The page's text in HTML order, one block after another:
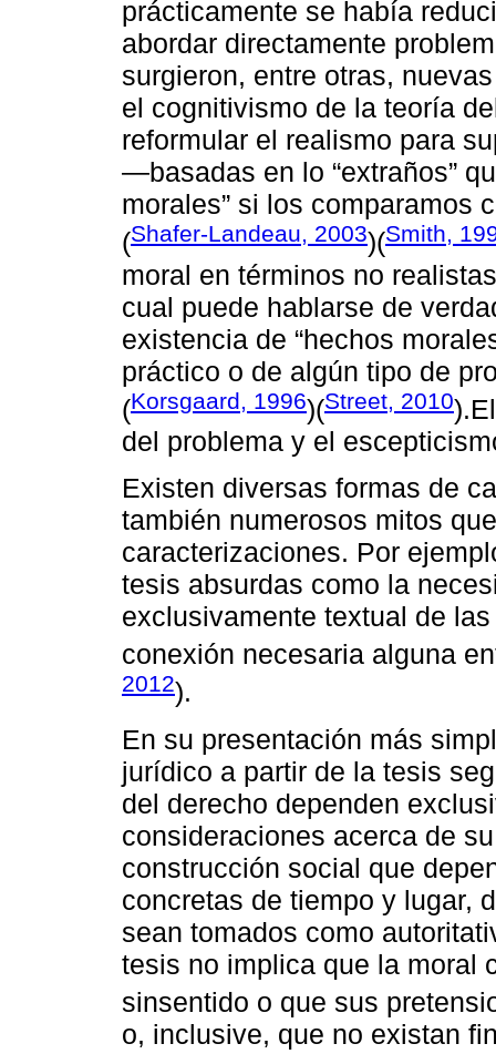
prácticamente se había
abordar directamente
surgieron, entre otras,
el cognitivismo de la teoría
reformular el realismo para
―basadas en lo “extraños”
morales” si los
(Shafer-Landeau, 2003)(Smith,
moral en términos no
cual puede hablarse de
existencia de “hechos
práctico o de algún tipo de
(Korsgaard, 1996)(Street, 2010
del problema y el
Existen diversas formas de
también numerosos mitos
caracterizaciones. Por
tesis absurdas como la
exclusivamente textual de
conexión necesaria alguna
2012).
En su presentación más
jurídico a partir de la tesis
del derecho dependen
consideraciones acerca de
construcción social que
concretas de tiempo y lugar,
sean tomados como
tesis no implica que la moral
sinsentido o que sus
o, inclusive, que no existan